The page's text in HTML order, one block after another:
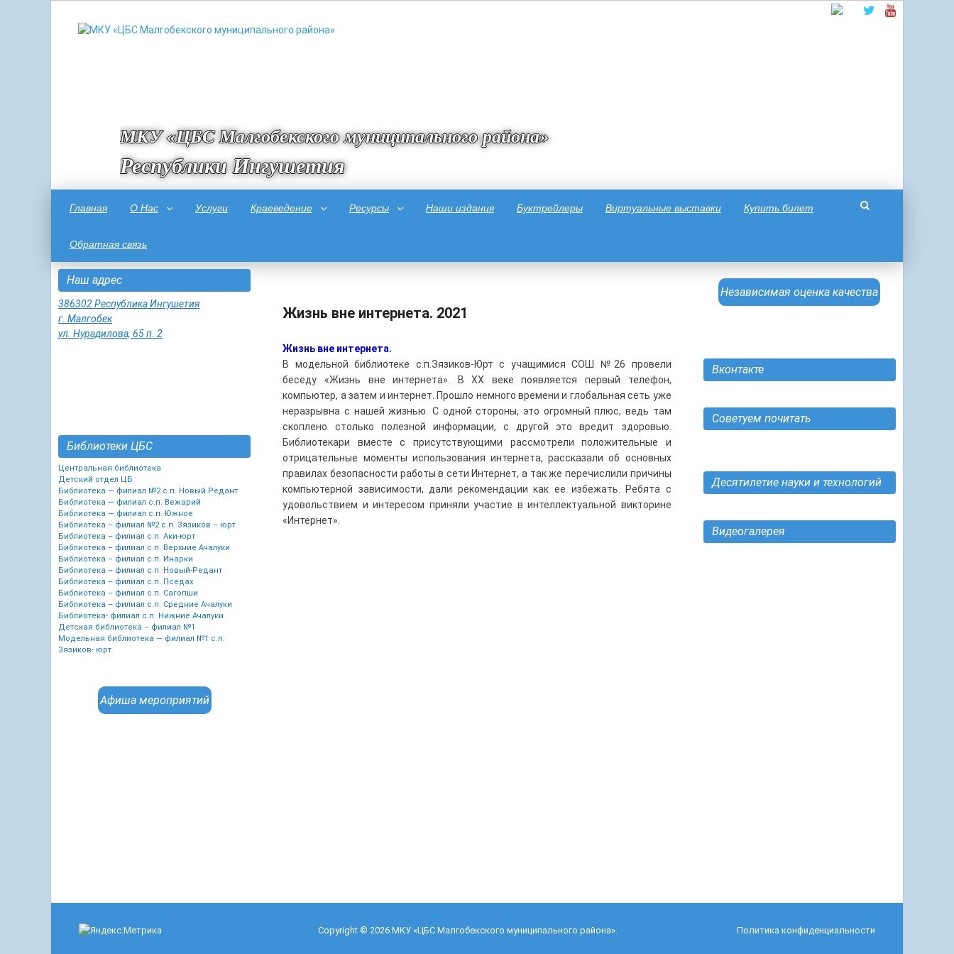
МКУ «ЦБС Малгобекского муниципального района»
Республики Ингушетия
Главная О Нас Услуги Краеведение Ресурсы Наши издания Буктрейлеры Виртуальные выставки Купить билет
Обратная связь
Наш адрес
386302 Республика Ингушетия
г. Малгобек
ул. Нурадилова, 65 п. 2
Библиотеки ЦБС
Центральная библиотека
Детский отдел ЦБ
Библиотека — филиал №2 с.п. Новый Редант
Библиотека — филиал с.п. Вежарий
Библиотека — филиал с.п. Южное
Библиотека – филиал №2 с.п. Зязиков – юрт
Библиотека – филиал с.п. Аки-юрт
Библиотека – филиал с.п. Верхние Ачалуки
Библиотека – филиал с.п. Инарки
Библиотека – филиал с.п. Новый-Редант
Библиотека – филиал с.п. Пседах
Библиотека – филиал с.п. Сагопши
Библиотека – филиал с.п. Средние Ачалуки
Библиотека- филиал с.п. Нижние Ачалуки
Детская библиотека – филиал №1
Модельная библиотека — филиал №1 с.п.
Зязиков- юрт
Афиша мероприятий
Жизнь вне интернета. 2021
Жизнь вне интернета.
В модельной библиотеке с.п.Зязиков-Юрт с учащимися СОШ №26 провели
беседу «Жизнь вне интернета». В XX веке появляется первый телефон,
компьютер, а затем и интернет. Прошло немного времени и глобальная сеть уже
неразрывна с нашей жизнью. С одной стороны, это огромный плюс, ведь там
скоплено столько полезной информации, с другой это вредит здоровью.
Библиотекари вместе с присутствующими рассмотрели положительные и
отрицательные моменты использования интернета, рассказали об основных
правилах безопасности работы в сети Интернет, а так же перечислили причины
компьютерной зависимости, дали рекомендации как ее избежать. Ребята с
удовольствием и интересом приняли участие в интеллектуальной викторине
«Интернет».
Независимая оценка качества
Вконтакте
Советуем почитать
Десятилетие науки и технологий
Видеогалерея
Copyright © 2026 МКУ «ЦБС Малгобекского муниципального района». Политика конфиденциальности